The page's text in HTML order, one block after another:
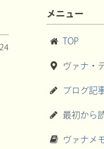
メニュー
TOP
ヴァナ・
ブログ記
最初から
ヴァナメ